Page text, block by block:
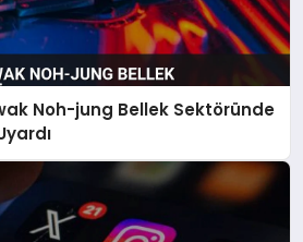
Noh-jung Bellek Sektöründe